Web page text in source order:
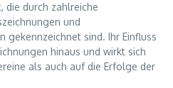
die durch zahlreiche
und
gekennzeichnet sind. Ihr Einfluss
hinaus und wirkt sich
als auch auf die Erfolge der